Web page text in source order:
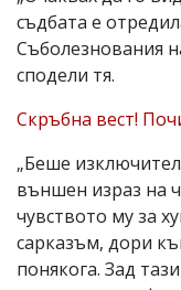
съдбата е
Съболезнования
сподели тя.
Скръбна вест!
„Беше
външен израз на
чувството му за
сарказъм, дори
понякога. Зад